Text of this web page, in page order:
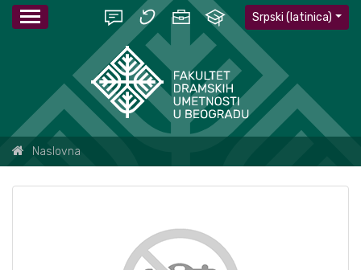
Srpski (latinica)
Naslovna